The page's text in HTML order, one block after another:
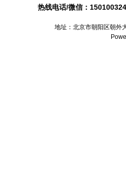
热线电话/微信：
地址：北京市朝阳区朝外